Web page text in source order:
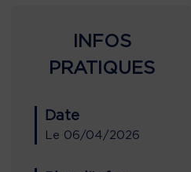
INFOS
PRATIQUES
Date
Le 06/04/2026